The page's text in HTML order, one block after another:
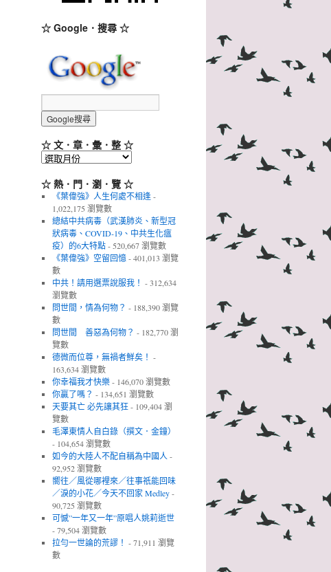
☆ Google．搜尋 ☆
☆ 文．章．彙．整 ☆
☆
章．
彙．
☆
☆ 熱．門．瀏．覽 ☆
《葉偉強》人生何處不相逢-
1,022,175 瀏覽數
總結中共病毒（武漢肺炎、新型冠
狀病毒、COVID-19、中共生化瘟
疫）的6大特點- 520,667 瀏覽數
《葉偉強》空留回憶- 401,013 瀏覽
數
中共！請用選票說服我！ - 312,634
瀏覽數
問世間，情為何物？ - 188,390 瀏覽
數
問世間 善惡為何物？ - 182,770 瀏
覽數
德微而位尊，無禍者鮮矣！ -
163,634 瀏覽數
你幸福我才快樂- 146,070 瀏覽數
你贏了嗎？ - 134,651 瀏覽數
天要其亡 必先讓其狂- 109,404 瀏
覽數
毛澤東情人自白錄（撰文．金鐘）
- 104,654 瀏覽數
如今的大陸人不配自稱為中國人-
92,952 瀏覽數
嚮往／風從哪裡來／往事祇能回味
／淚的小花／今天不回家 Medley-
90,725 瀏覽數
可憾”一年又一年”原唱人姚莉逝世
- 79,504 瀏覽數
拉勻一世論的荒謬！ - 71,911 瀏覽
數